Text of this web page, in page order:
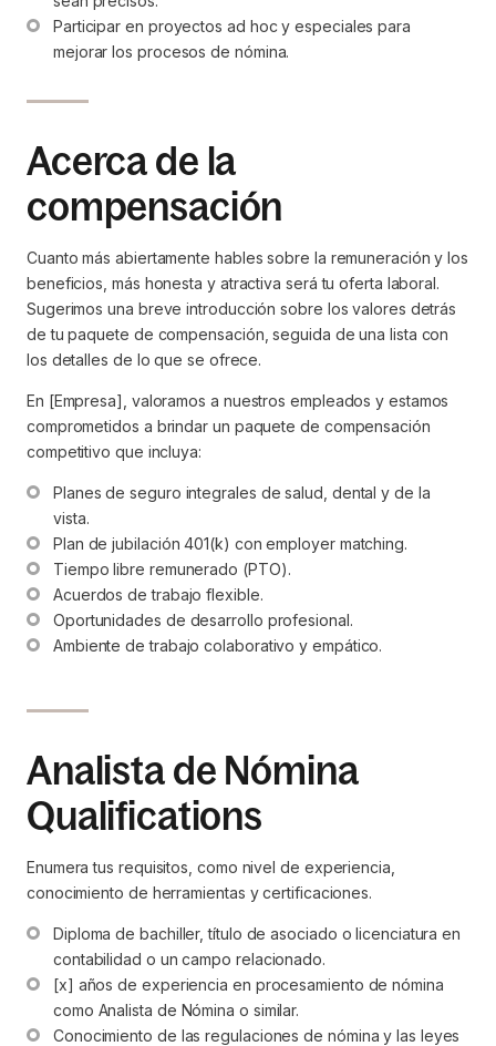
Participar en proyectos ad hoc y especiales para
mejorar los procesos de nómina.
Acerca de la
compensación
Cuanto más abiertamente hables sobre la remuneración y los
beneficios, más honesta y atractiva será tu oferta laboral.
Sugerimos una breve introducción sobre los valores detrás
de tu paquete de compensación, seguida de una lista con
los detalles de lo que se ofrece.
En [Empresa], valoramos a nuestros empleados y estamos
comprometidos a brindar un paquete de compensación
competitivo que incluya:
Planes de seguro integrales de salud, dental y de la
vista.
Plan de jubilación 401(k) con employer matching.
Tiempo libre remunerado (PTO).
Acuerdos de trabajo flexible.
Oportunidades de desarrollo profesional.
Ambiente de trabajo colaborativo y empático.
Analista de Nómina
Qualifications
Enumera tus requisitos, como nivel de experiencia,
conocimiento de herramientas y certificaciones.
Diploma de bachiller, título de asociado o licenciatura en
contabilidad o un campo relacionado.
[x] años de experiencia en procesamiento de nómina
como Analista de Nómina o similar.
Conocimiento de las regulaciones de nómina y las leyes